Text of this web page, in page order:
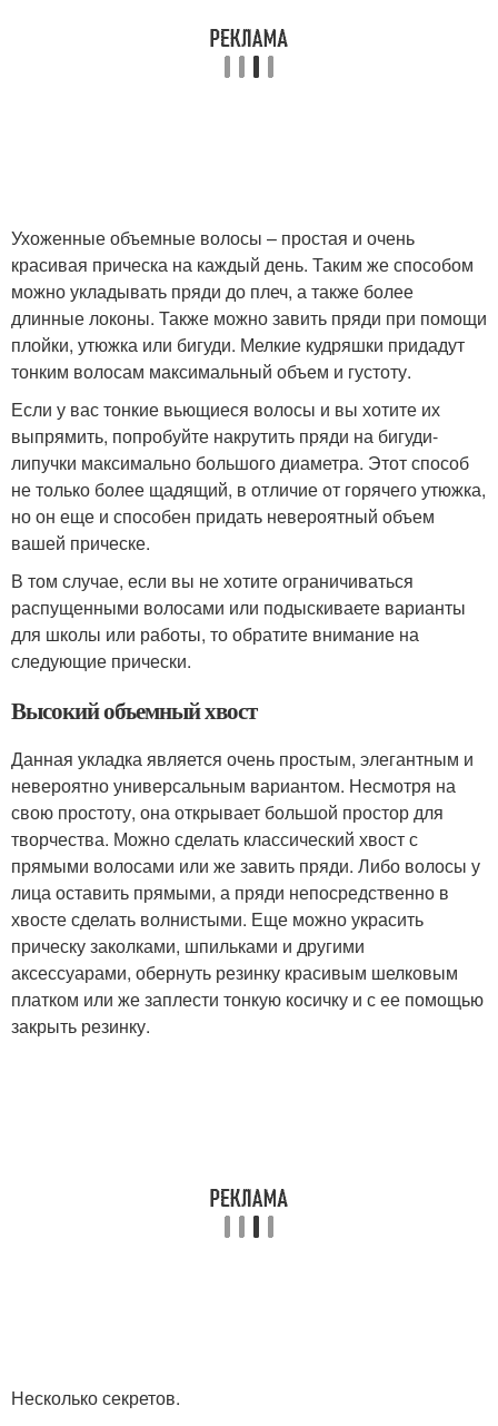
Ухоженные объемные волосы – простая и очень
красивая прическа на каждый день. Таким же способом
можно укладывать пряди до плеч, а также более
длинные локоны. Также можно завить пряди при помощи
плойки, утюжка или бигуди. Мелкие кудряшки придадут
тонким волосам максимальный объем и густоту.
Если у вас тонкие вьющиеся волосы и вы хотите их
выпрямить, попробуйте накрутить пряди на бигуди-
липучки максимально большого диаметра. Этот способ
не только более щадящий, в отличие от горячего утюжка,
но он еще и способен придать невероятный объем
вашей прическе.
В том случае, если вы не хотите ограничиваться
распущенными волосами или подыскиваете варианты
для школы или работы, то обратите внимание на
следующие прически.
Высокий объемный хвост
Данная укладка является очень простым, элегантным и
невероятно универсальным вариантом. Несмотря на
свою простоту, она открывает большой простор для
творчества. Можно сделать классический хвост с
прямыми волосами или же завить пряди. Либо волосы у
лица оставить прямыми, а пряди непосредственно в
хвосте сделать волнистыми. Еще можно украсить
прическу заколками, шпильками и другими
аксессуарами, обернуть резинку красивым шелковым
платком или же заплести тонкую косичку и с ее помощью
закрыть резинку.
Несколько секретов.